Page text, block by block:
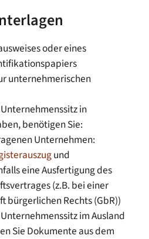
oder eines
unternehmerischen
in
benötigen Sie:
Unternehmen:
und
eine Ausfertigung des
(z.B. bei einer
bürgerlichen Rechts (GbR))
im Ausland
Sie Dokumente aus dem